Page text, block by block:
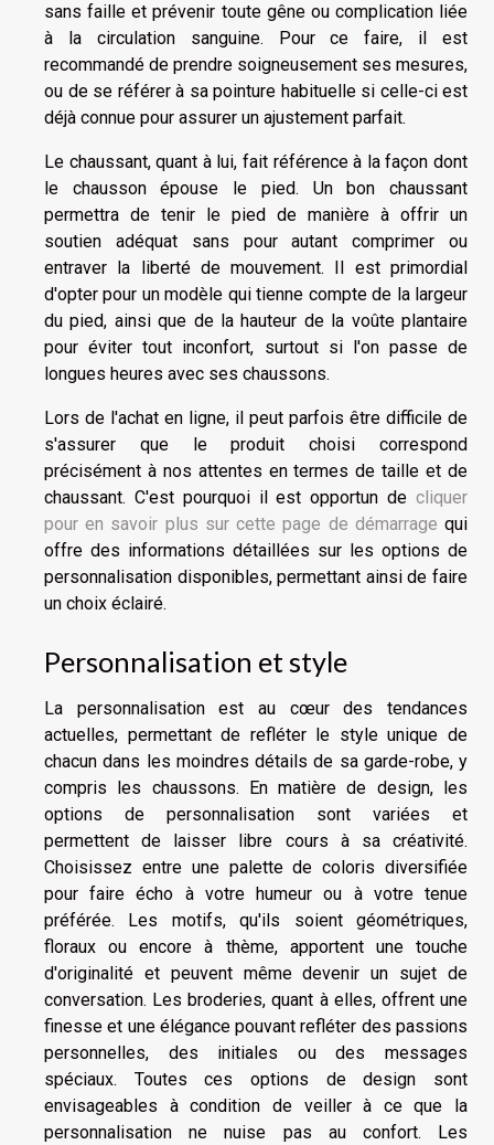
sans faille et prévenir toute gêne ou complication liée
à la circulation sanguine. Pour ce faire, il est
recommandé de prendre soigneusement ses mesures,
ou de se référer à sa pointure habituelle si celle-ci est
déjà connue pour assurer un ajustement parfait.
Le chaussant, quant à lui, fait référence à la façon dont
le chausson épouse le pied. Un bon chaussant
permettra de tenir le pied de manière à offrir un
soutien adéquat sans pour autant comprimer ou
entraver la liberté de mouvement. Il est primordial
d'opter pour un modèle qui tienne compte de la largeur
du pied, ainsi que de la hauteur de la voûte plantaire
pour éviter tout inconfort, surtout si l'on passe de
longues heures avec ses chaussons.
Lors de l'achat en ligne, il peut parfois être difficile de
s'assurer que le produit choisi correspond
précisément à nos attentes en termes de taille et de
chaussant. C'est pourquoi il est opportun de cliquer
pour en savoir plus sur cette page de démarrage qui
offre des informations détaillées sur les options de
personnalisation disponibles, permettant ainsi de faire
un choix éclairé.
Personnalisation et style
La personnalisation est au cœur des tendances
actuelles, permettant de refléter le style unique de
chacun dans les moindres détails de sa garde-robe, y
compris les chaussons. En matière de design, les
options de personnalisation sont variées et
permettent de laisser libre cours à sa créativité.
Choisissez entre une palette de coloris diversifiée
pour faire écho à votre humeur ou à votre tenue
préférée. Les motifs, qu'ils soient géométriques,
floraux ou encore à thème, apportent une touche
d'originalité et peuvent même devenir un sujet de
conversation. Les broderies, quant à elles, offrent une
finesse et une élégance pouvant refléter des passions
personnelles, des initiales ou des messages
spéciaux. Toutes ces options de design sont
envisageables à condition de veiller à ce que la
personnalisation ne nuise pas au confort. Les